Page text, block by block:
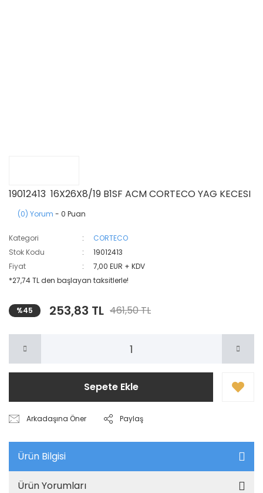
19012413 16X26X8/19 B1SF ACM CORTECO YAG KECESI
(0) Yorum - 0 Puan
Kategori
CORTECO
Stok Kodu
19012413
Fiyat
7,00 EUR + KDV
*27,74 TL den başlayan taksitlerle!
%45 253,83 TL 461,50 TL
Sepete Ekle
Arkadaşına Öner Paylaş
Ürün Bilgisi
Ürün Yorumları